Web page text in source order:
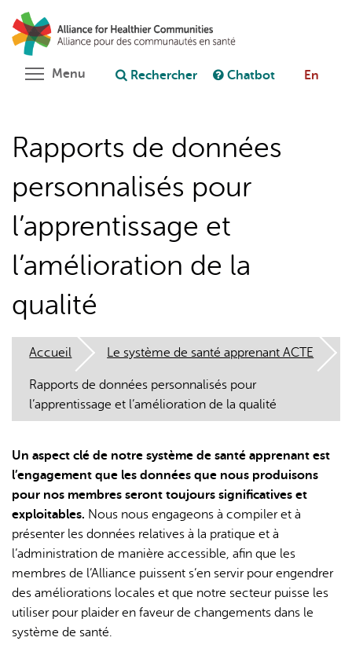
Aller
au
contenu
principal
Poser une question au chatbot
L'IA peut afficher des informations incorrectes, veuillez donc
vérifier toute réponse.
Menu Toggle menu visibility
Rechercher Chatbot En
Rapports de données
personnalisés pour
l’apprentissage et
l’amélioration de la
qualité
Accueil Le système de santé apprenant ACTE
Rapports de données personnalisés pour
l’apprentissage et l’amélioration de la qualité
Un aspect clé de notre système de santé apprenant est
l’engagement que les données que nous produisons
pour nos membres seront toujours significatives et
exploitables. Nous nous engageons à compiler et à
présenter les données relatives à la pratique et à
l’administration de manière accessible, afin que les
membres de l’Alliance puissent s’en servir pour engendrer
des améliorations locales et que notre secteur puisse les
utiliser pour plaider en faveur de changements dans le
système de santé.